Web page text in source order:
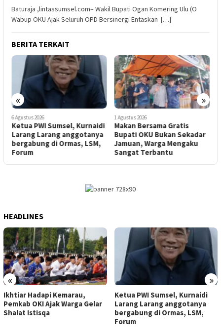
Baturaja ,lintassumsel.com– Wakil Bupati Ogan Komering Ulu (O
Wabup OKU Ajak Seluruh OPD Bersinergi Entaskan […]
BERITA TERKAIT
« »
6 Agustus 2026
Ketua PWI Sumsel, Kurnaidi
Larang Larang anggotanya
bergabung di Ormas, LSM,
Forum
1 Agustus 2026
Makan Bersama Gratis
Bupati OKU Bukan Sekadar
Jamuan, Warga Mengaku
Sangat Terbantu
HEADLINES
« »
Ikhtiar Hadapi Kemarau,
Pemkab OKI Ajak Warga Gelar
Shalat Istisqa
Ketua PWI Sumsel, Kurnaidi
Larang Larang anggotanya
bergabung di Ormas, LSM,
Forum